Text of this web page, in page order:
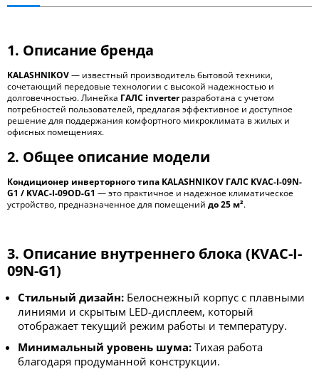
1. Описание бренда
KALASHNIKOV— известный производитель бытовой техники,
сочетающий передовые технологии с высокой надежностью и
долговечностью. Линейка ГАЛС inverterразработана с учетом
потребностей пользователей, предлагая эффективное и доступное
решение для поддержания комфортного микроклимата в жилых и
офисных помещениях.
2. Общее описание модели
Кондиционер инверторного типа KALASHNIKOV ГАЛС KVAC-I-09N-
G1 / KVAC-I-09OD-G1 — это практичное и надежное климатическое
устройство, предназначенное для помещений до 25 м².
3. Описание внутреннего блока (KVAC-I-
09N-G1)
Стильный дизайн: Белоснежный корпус с плавными
линиями и скрытым LED-дисплеем, который
отображает текущий режим работы и температуру.
Минимальный уровень шума: Тихая работа
благодаря продуманной конструкции.